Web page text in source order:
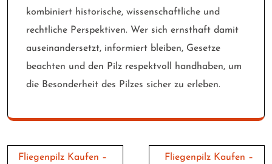
kombiniert historische, wissenschaftliche und
rechtliche Perspektiven. Wer sich ernsthaft damit
auseinandersetzt, informiert bleiben, Gesetze
beachten und den Pilz respektvoll handhaben, um
die Besonderheit des Pilzes sicher zu erleben.
Post
Fliegenpilz Kaufen –
Fliegenpilz Kaufen –